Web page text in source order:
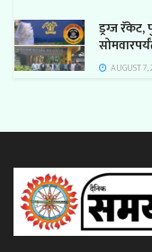
ड्रग्ज
AUGUST